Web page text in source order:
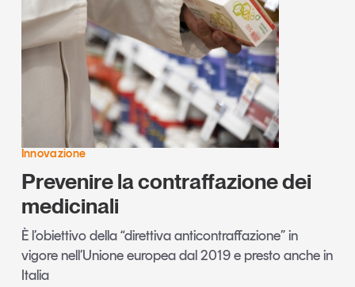
Innovazione
Prevenire la contraffazione dei
medicinali
È l’obiettivo della “direttiva anticontraffazione” in
vigore nell’Unione europea dal 2019 e presto anche in
Italia